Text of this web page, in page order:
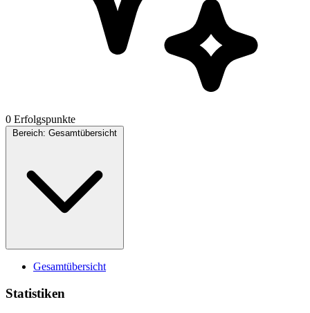
0 Erfolgspunkte
Bereich: Gesamtübersicht
Gesamtübersicht
Statistiken